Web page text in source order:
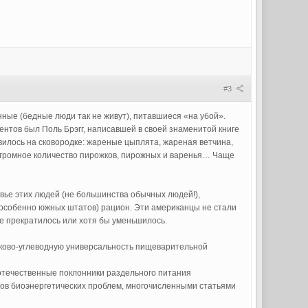
#3
(бедные люди так не живут), питавшиеся «на убой».
был Поль Брэгг, написавшей в своей знаменитой книге
на сковородке: жареные цыплята, жареная ветчина,
количество пирожков, пирожных и варенья… Чаще
этих людей (не большинства обычных людей!),
южных штатов) рацион. Эти американцы не стали
прекратилось или хотя бы уменьшилось.
углеводную универсальность пищеварительной
поклонники раздельного питания
проблем, многочисленными статьями